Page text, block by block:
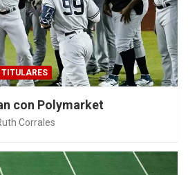
TITULARES
con Polymarket
Corrales